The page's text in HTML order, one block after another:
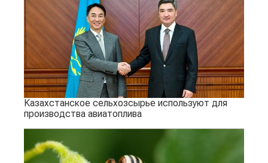
Казахстанское сельхозсырье используют для
производства авиатоплива